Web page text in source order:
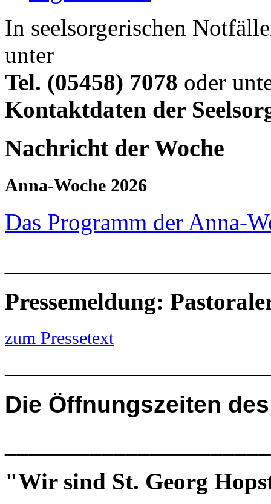
In seelsorgerischen
unter
Tel. (05458) 7078 oder
Kontaktdaten der
Nachricht der Woche
Anna-Woche 2026
Das Programm der Anna-
Pressemeldung:
zum Pressetext
Die Öffnungszeiten
"Wir sind St. Georg